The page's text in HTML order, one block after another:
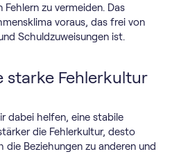
zu vermeiden. Das
voraus, das frei von
Schuldzuweisungen ist.
starke Fehlerkultur
dabei helfen, eine stabile
die Fehlerkultur, desto
die Beziehungen zu anderen und